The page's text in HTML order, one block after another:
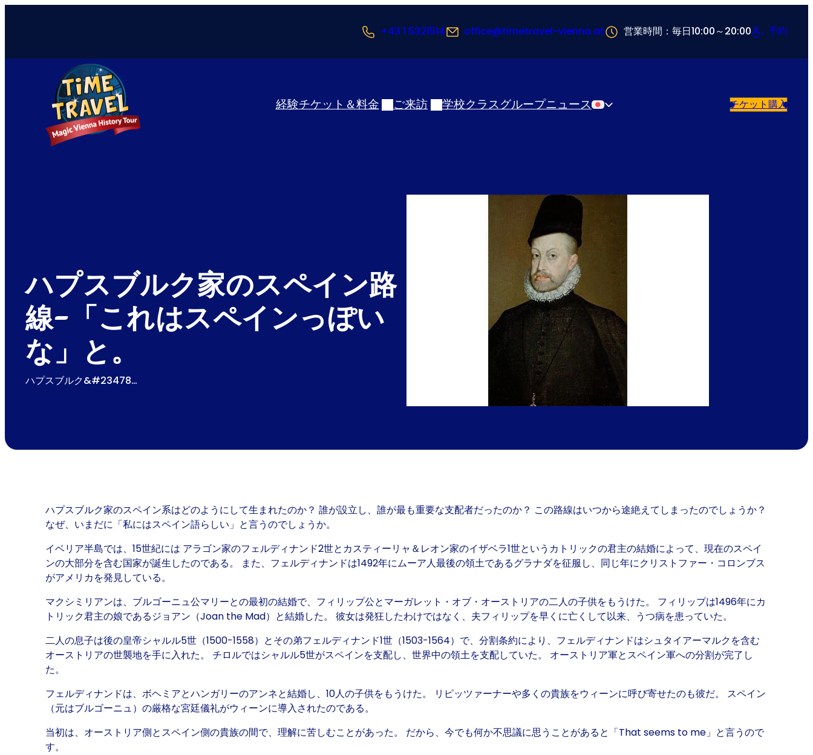
+43 1 5321514 office@timetravel-vienna.at 営業時間：毎日10:00～20:00 予約
経験チケット＆料金 ご来訪 学校クラスグループニュース 日本語 チケット購入
ハプスブルク家のスペイン路
線-「これはスペインっぽい
な」と。
ハプスブルク&#23478…
ハプスブルク家のスペイン系はどのようにして生まれたのか？ 誰が設立し、誰が最も重要な支配者だったのか？ この路線はいつから途絶えてしまったのでしょうか？
なぜ、いまだに「私にはスペイン語らしい」と言うのでしょうか。
イベリア半島では、15世紀には アラゴン家のフェルディナンド2世とカスティーリャ＆レオン家のイザベラ1世というカトリックの君主の結婚によって、現在のスペイ
ンの大部分を含む国家が誕生したのである。 また、フェルディナンドは1492年にムーア人最後の領土であるグラナダを征服し、同じ年にクリストファー・コロンブス
がアメリカを発見している。
マクシミリアンは、ブルゴーニュ公マリーとの最初の結婚で、フィリップ公とマーガレット・オブ・オーストリアの二人の子供をもうけた。 フィリップは1496年にカ
トリック君主の娘であるジョアン（Joan the Mad）と結婚した。 彼女は発狂したわけではなく、夫フィリップを早くに亡くして以来、うつ病を患っていた。
二人の息子は後の皇帝シャルル5世（1500-1558）とその弟フェルディナンド1世（1503-1564）で、分割条約により、フェルディナンドはシュタイアーマルクを含む
オーストリアの世襲地を手に入れた。 チロルではシャルル5世がスペインを支配し、世界中の領土を支配していた。 オーストリア軍とスペイン軍への分割が完了し
た。
フェルディナンドは、ボヘミアとハンガリーのアンネと結婚し、10人の子供をもうけた。 リピッツァーナーや多くの貴族をウィーンに呼び寄せたのも彼だ。 スペイン
（元はブルゴーニュ）の厳格な宮廷儀礼がウィーンに導入されたのである。
当初は、オーストリア側とスペイン側の貴族の間で、理解に苦しむことがあった。 だから、今でも何か不思議に思うことがあると「That seems to me」と言うので
す。